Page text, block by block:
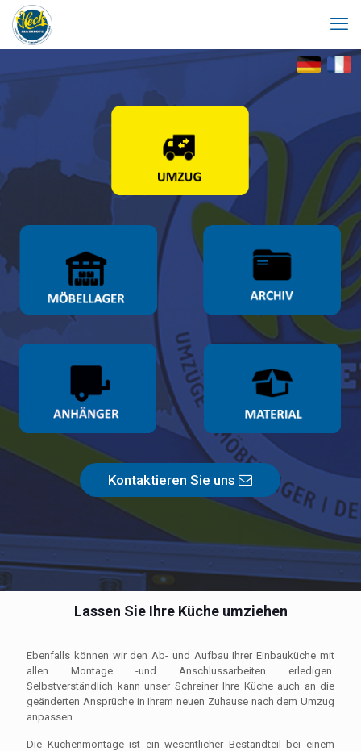
Kontaktieren Sie uns
Lassen Sie Ihre Küche umziehen
Ebenfalls können wir den Ab- und Aufbau Ihrer Einbauküche mit
allen Montage -und Anschlussarbeiten erledigen.
Selbstverständlich kann unser Schreiner Ihre Küche auch an die
geänderten Ansprüche in Ihrem neuen Zuhause nach dem Umzug
anpassen.
Die Küchenmontage ist ein wesentlicher Bestandteil bei einem